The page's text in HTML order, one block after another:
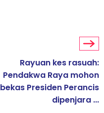
Rayuan kes rasuah:
Pendakwa Raya mohon
bekas Presiden Perancis
dipenjara ...